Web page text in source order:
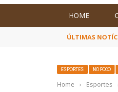
HOME
ÚLTIMAS
ESPORTES NO FOCO
Home › Esportes